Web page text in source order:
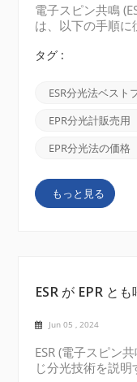
電子スピン共鳴
は、以下の手順
どの主要な検索エ
手頃な価格など
と、以下に示す
分光器を簡単に
販売するオンラ
と、ユーザーは
術の価格を検索し
GlobalSpec、
タグ :
ESR分光法ベスト
EPR分光計販売用
EPR分光法の価格
もっと見る
ESR が EPR と
Jun 05 , 2024
ESR (電子スピン
じ分光技術を説